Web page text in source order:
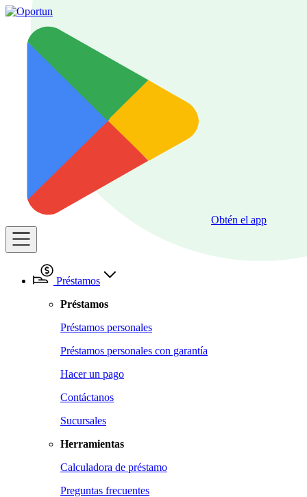
Obtén el app
Préstamos
Préstamos
Préstamos personales
Préstamos personales con garantía
Hacer un pago
Contáctanos
Sucursales
Herramientas
Calculadora de préstamo
Preguntas frecuentes